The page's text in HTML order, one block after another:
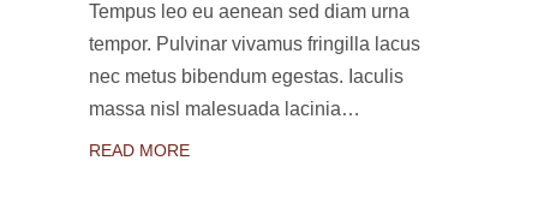
Tempus leo eu aenean sed diam urna
tempor. Pulvinar vivamus fringilla lacus
nec metus bibendum egestas. Iaculis
massa nisl malesuada lacinia…
READ MORE